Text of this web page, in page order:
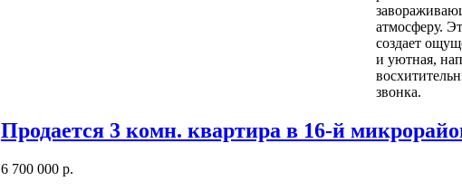
атмосферу.
создает
и уютная,
звонка.
Продается 3 комн. квартира в 16-й
6 700 000 р.